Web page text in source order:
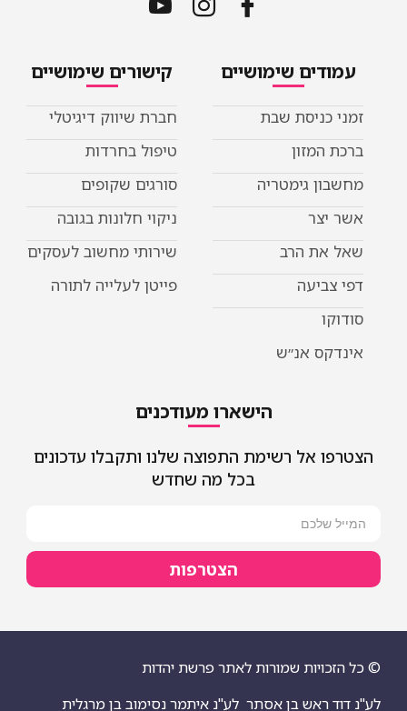
עמודים שימושיים
זמני כניסת שבת
ברכת המזון
מחשבון גימטריה
אשר יצר
שאל את הרב
דפי צביעה
סודוקו
אינדקס אנ״ש
קישורים שימושיים
חברת שיווק דיגיטלי
טיפול בחרדות
סורגים שקופים
ניקוי חלונות בגובה
שירותי מחשוב לעסקים
פייטן לעלייה לתורה
הישארו מעודכנים
הצטרפו אל רשימת התפוצה שלנו ותקבלו עדכונים
בכל מה שחדש
הצטרפות
© כל הזכויות שמורות לאתר פרשת יהדות
לע"נ דוד ראש בן אסתר לע"נ איתמר נסימוב בן מרגלית